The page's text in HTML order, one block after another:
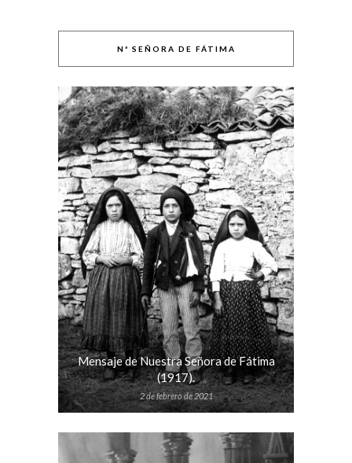
Nª SEÑORA DE FÁTIMA
Mensaje de Nuestra Señora de Fátima
(1917).
2 de febrero de 2021